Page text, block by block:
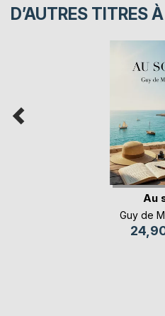
D’AUTRES TITRES
Au
Guy de